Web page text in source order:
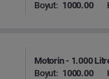
Boyut: 1000.00
Motorin - 1.000
Boyut: 1000.00